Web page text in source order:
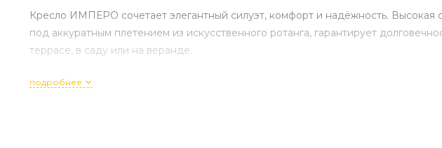
Кресло ИМПЕРО сочетает элегантный силуэт, комфорт и надёжность.
под аккуратным плетением из искусственного ротанга, гарантирует
террасе, в саду или на веранде.
подробнее